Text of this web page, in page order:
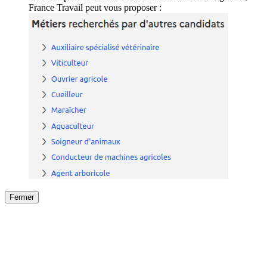
France Travail peut vous proposer :
Fermer